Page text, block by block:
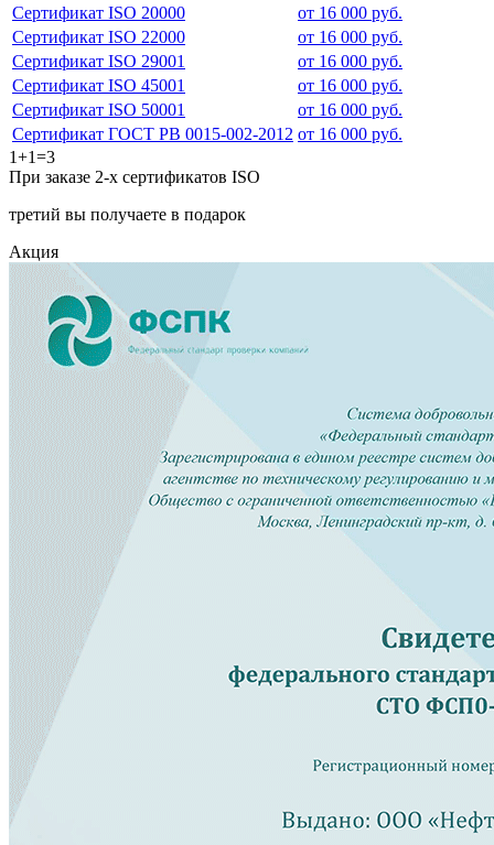
Сертификат ISO 20000
от 16 000 руб.
Сертификат ISO 22000
от 16 000 руб.
Сертификат ISO 29001
от 16 000 руб.
Сертификат ISO 45001
от 16 000 руб.
Сертификат ISO 50001
от 16 000 руб.
Сертификат ГОСТ РВ 0015-002-2012 от 16 000 руб.
1+1=3
При заказе 2-х сертификатов ISO
третий вы получаете в подарок
Акция